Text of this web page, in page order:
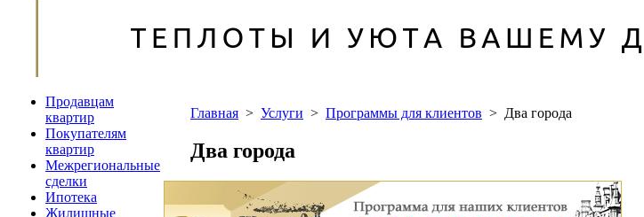
Продавцам
квартир
Покупателям
квартир
Межрегиональные
сделки
Ипотека
Жилищные
Главная > Услуги > Программы для клиентов > Два города
Два города